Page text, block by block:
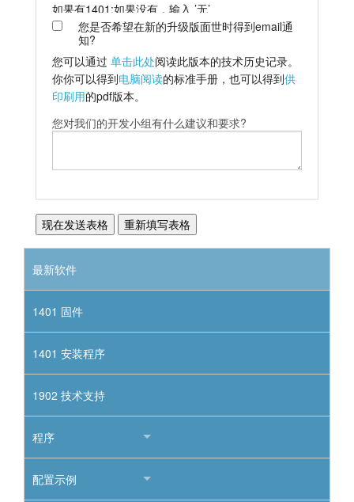
如果有1401;如果没有，输入 ’无’
您是否希望在新的升级版面世时得到email通
知?
您可以通过 单击此处阅读此版本的技术历史记录。
你你可以得到电脑阅读的标准手册，也可以得到供
印刷用的pdf版本。
您对我们的开发小组有什么建议和要求?
最新软件
1401 固件
1401 安装程序
1902 技术支持
程序
配置示例